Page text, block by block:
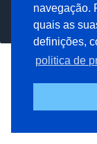
navegação.
quais as
definições,
politica de